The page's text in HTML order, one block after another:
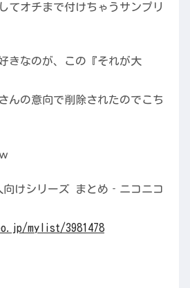
てオチまで付けちゃうサンプリ
きなのが、この『それが大
んの意向で削除されたのでこち
向けシリーズ まとめ‐ニコニコ
mylist/3981478